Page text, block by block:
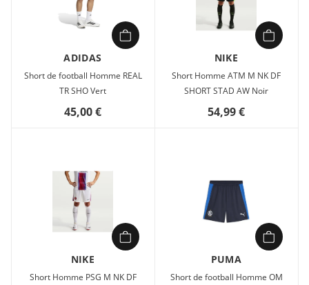
ADIDAS
Short de football Homme REAL
TR SHO Vert
45,00 €
NIKE
Short Homme ATM M NK DF
SHORT STAD AW Noir
54,99 €
NIKE
Short Homme PSG M NK DF
PUMA
Short de football Homme OM